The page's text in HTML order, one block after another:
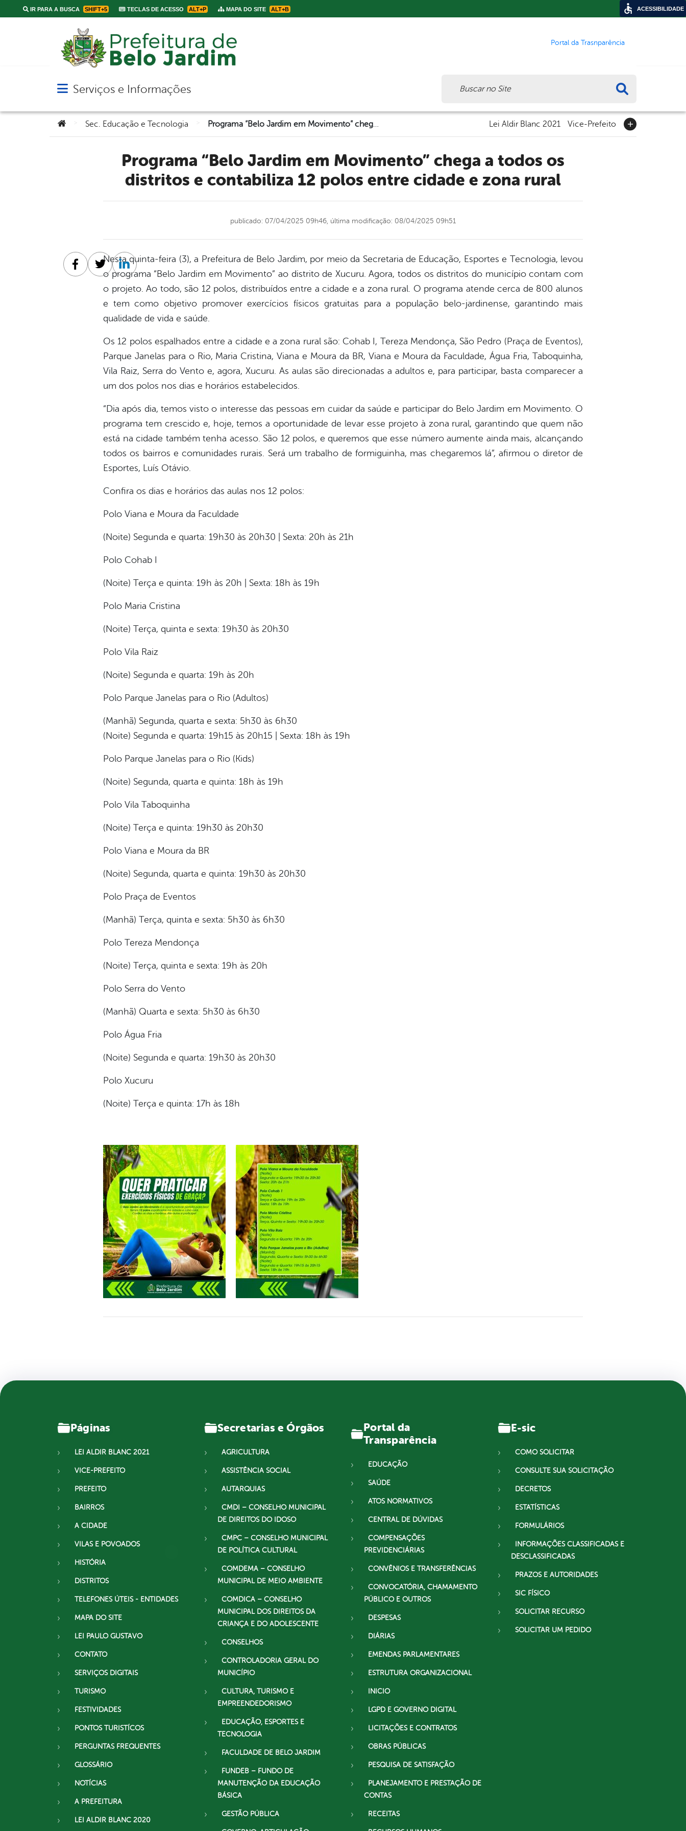
IR PARA A BUSCA SHIFT+5 TECLAS DE ACESSO ALT+P MAPA DO SITE ALT+B
Portal da Trasnparência
Abrir menu principal de navegação
Serviços e Informações
Você está aqui:Sec. Educação e Tecnologia Lei Aldir Blanc 2021 Vice-Prefeito
Programa “Belo Jardim em Movimento” chega a todos os
distritos e contabiliza 12 polos entre cidade e zona rural
publicado: 07/04/2025 09h46, última modificação: 08/04/2025 09h51
Nesta quinta-feira (3), a Prefeitura de Belo Jardim, por meio da Secretaria de Educação, Esportes e Tecnologia, levou
o programa “Belo Jardim em Movimento” ao distrito de Xucuru. Agora, todos os distritos do município contam com
o projeto. Ao todo, são 12 polos, distribuídos entre a cidade e a zona rural. O programa atende cerca de 800 alunos
e tem como objetivo promover exercícios físicos gratuitas para a população belo-jardinense, garantindo mais
qualidade de vida e saúde.
Os 12 polos espalhados entre a cidade e a zona rural são: Cohab I, Tereza Mendonça, São Pedro (Praça de Eventos),
Parque Janelas para o Rio, Maria Cristina, Viana e Moura da BR, Viana e Moura da Faculdade, Água Fria, Taboquinha,
Vila Raiz, Serra do Vento e, agora, Xucuru. As aulas são direcionadas a adultos e, para participar, basta comparecer a
um dos polos nos dias e horários estabelecidos.
“Dia após dia, temos visto o interesse das pessoas em cuidar da saúde e participar do Belo Jardim em Movimento. O
programa tem crescido e, hoje, temos a oportunidade de levar esse projeto à zona rural, garantindo que quem não
está na cidade também tenha acesso. São 12 polos, e queremos que esse número aumente ainda mais, alcançando
todos os bairros e comunidades rurais. Será um trabalho de formiguinha, mas chegaremos lá”, afirmou o diretor de
Esportes, Luís Otávio.
Confira os dias e horários das aulas nos 12 polos:
Polo Viana e Moura da Faculdade
(Noite) Segunda e quarta: 19h30 às 20h30 | Sexta: 20h às 21h
Polo Cohab I
(Noite) Terça e quinta: 19h às 20h | Sexta: 18h às 19h
Polo Maria Cristina
(Noite) Terça, quinta e sexta: 19h30 às 20h30
Polo Vila Raiz
(Noite) Segunda e quarta: 19h às 20h
Polo Parque Janelas para o Rio (Adultos)
(Manhã) Segunda, quarta e sexta: 5h30 às 6h30
(Noite) Segunda e quarta: 19h15 às 20h15 | Sexta: 18h às 19h
Polo Parque Janelas para o Rio (Kids)
(Noite) Segunda, quarta e quinta: 18h às 19h
Polo Vila Taboquinha
(Noite) Terça e quinta: 19h30 às 20h30
Polo Viana e Moura da BR
(Noite) Segunda, quarta e quinta: 19h30 às 20h30
Polo Praça de Eventos
(Manhã) Terça, quinta e sexta: 5h30 às 6h30
Polo Tereza Mendonça
(Noite) Terça, quinta e sexta: 19h às 20h
Polo Serra do Vento
(Manhã) Quarta e sexta: 5h30 às 6h30
Polo Água Fria
(Noite) Segunda e quarta: 19h30 às 20h30
Polo Xucuru
(Noite) Terça e quinta: 17h às 18h
Facebook
TwitterLinkedin
Páginas
LEI ALDIR BLANC 2021
VICE-PREFEITO
PREFEITO
BAIRROS
A CIDADE
VILAS E POVOADOS
HISTÓRIA
DISTRITOS
TELEFONES ÚTEIS - ENTIDADES
MAPA DO SITE
LEI PAULO GUSTAVO
CONTATO
SERVIÇOS DIGITAIS
TURISMO
FESTIVIDADES
PONTOS TURISTÍCOS
PERGUNTAS FREQUENTES
GLOSSÁRIO
NOTÍCIAS
A PREFEITURA
LEI ALDIR BLANC 2020
Secretarias e Órgãos
AGRICULTURA
ASSISTÊNCIA SOCIAL
AUTARQUIAS
CMDI – CONSELHO MUNICIPAL
DE DIREITOS DO IDOSO
CMPC – CONSELHO MUNICIPAL
DE POLÍTICA CULTURAL
COMDEMA – CONSELHO
MUNICIPAL DE MEIO AMBIENTE
COMDICA – CONSELHO
MUNICIPAL DOS DIREITOS DA
CRIANÇA E DO ADOLESCENTE
CONSELHOS
CONTROLADORIA GERAL DO
MUNICÍPIO
CULTURA, TURISMO E
EMPREENDEDORISMO
EDUCAÇÃO, ESPORTES E
TECNOLOGIA
FACULDADE DE BELO JARDIM
FUNDEB – FUNDO DE
MANUTENÇÃO DA EDUCAÇÃO
BÁSICA
GESTÃO PÚBLICA
Portal da
Transparência
EDUCAÇÃO
SAÚDE
ATOS NORMATIVOS
CENTRAL DE DÚVIDAS
COMPENSAÇÕES
PREVIDENCIÁRIAS
CONVÊNIOS E TRANSFERÊNCIAS
CONVOCATÓRIA, CHAMAMENTO
PÚBLICO E OUTROS
DESPESAS
DIÁRIAS
EMENDAS PARLAMENTARES
ESTRUTURA ORGANIZACIONAL
INICIO
LGPD E GOVERNO DIGITAL
LICITAÇÕES E CONTRATOS
OBRAS PÚBLICAS
PESQUISA DE SATISFAÇÃO
PLANEJAMENTO E PRESTAÇÃO DE
CONTAS
RECEITAS
E-sic
COMO SOLICITAR
CONSULTE SUA SOLICITAÇÃO
DECRETOS
ESTATÍSTICAS
FORMULÁRIOS
INFORMAÇÕES CLASSIFICADAS E
DESCLASSIFICADAS
PRAZOS E AUTORIDADES
SIC FÍSICO
SOLICITAR RECURSO
SOLICITAR UM PEDIDO
ACESSIBILIDADE